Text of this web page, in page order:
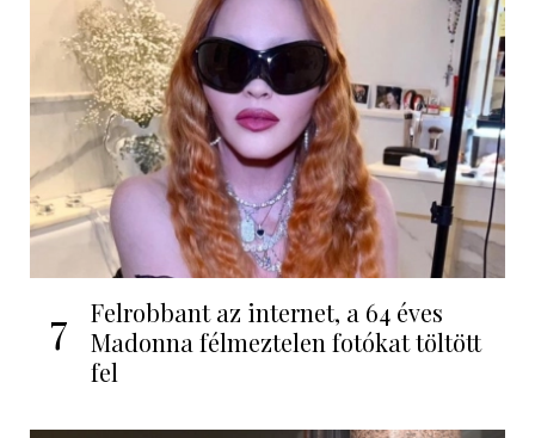
7
Felrobbant az internet, a 64 éves
Madonna félmeztelen fotókat töltött
fel